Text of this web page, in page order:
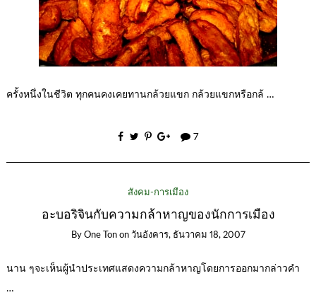
ครั้งหนึ่งในชีวิต ทุกคนคงเคยทานกล้วยแขก กล้วยแขกหรือกล้ …
7
สังคม-การเมือง
อะบอริจินกับความกล้าหาญของนักการเมือง
By One Ton on วันอังคาร, ธันวาคม 18, 2007
นาน ๆจะเห็นผู้นำประเทศแสดงความกล้าหาญโดยการออกมากล่าวคำ
…